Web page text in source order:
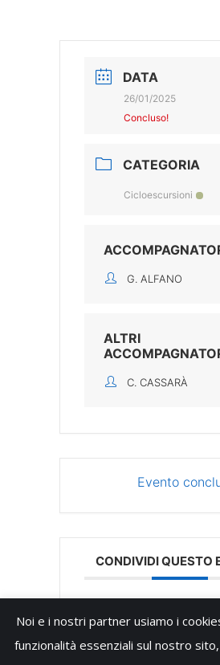
DATA
26/01/2025
Concluso!
CATEGORIA
Cicloescursioni
G. ALFANO
ALTRI
C. CASSARÀ
Evento
CONDIVIDI QUESTO
Noi e i nostri partner usiamo i
funzionalità essenziali sul nostro